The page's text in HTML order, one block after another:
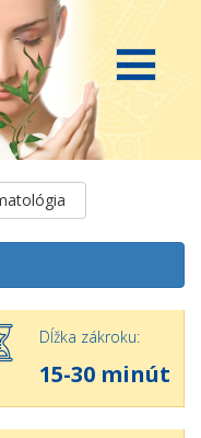
Dĺžka zákroku:
15-30 minút